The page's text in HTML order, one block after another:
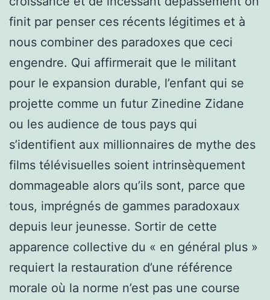
finit par penser ces récents légitimes et à
nous combiner des paradoxes que ceci
engendre. Qui affirmerait que le militant
pour le expansion durable, l’enfant qui se
projette comme un futur Zinedine Zidane
ou les audience de tous pays qui
s’identifient aux millionnaires de mythe des
films télévisuelles soient intrinsèquement
dommageable alors qu’ils sont, parce que
tous, imprégnés de gammes paradoxaux
depuis leur jeunesse. Sortir de cette
apparence collective du « en général plus »
requiert la restauration d’une référence
morale où la norme n’est pas une course